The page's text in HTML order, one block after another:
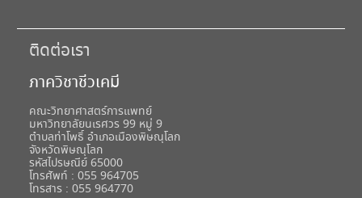
ติดต่อเรา
ภาควิชาชีวเคมี
คณะวิทยาศาสตร์การแพทย์
มหาวิทยาลัยนเรศวร 99 หมู่ 9
ตำบลท่าโพธิ์ อำเภอเมืองพิษณุโลก
จังหวัดพิษณุโลก
รหัสไปรษณีย์ 65000
โทรศัพท์ : 055 964705
โทรสาร : 055 964770